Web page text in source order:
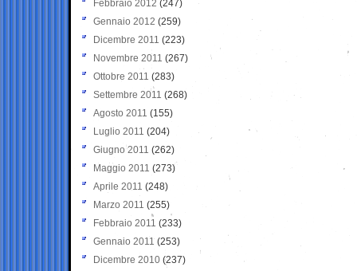
Febbraio 2012 (247)
Gennaio 2012 (259)
Dicembre 2011 (223)
Novembre 2011 (267)
Ottobre 2011 (283)
Settembre 2011 (268)
Agosto 2011 (155)
Luglio 2011 (204)
Giugno 2011 (262)
Maggio 2011 (273)
Aprile 2011 (248)
Marzo 2011 (255)
Febbraio 2011 (233)
Gennaio 2011 (253)
Dicembre 2010 (237)